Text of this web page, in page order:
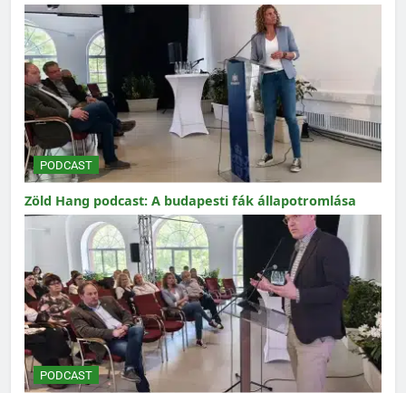
PODCAST
Zöld Hang podcast: A budapesti fák állapotromlása
PODCAST